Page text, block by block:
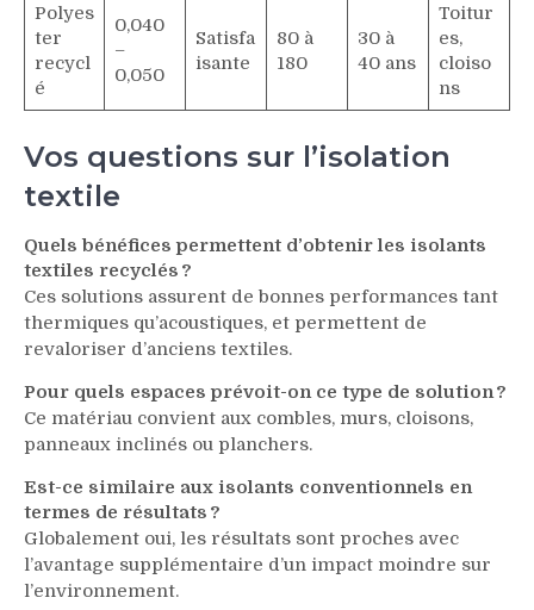
Polyes
ter
recycl
é
0,040
–
0,050
Satisfa
isante
80 à
180
30 à
40 ans
Toitur
es,
cloiso
ns
Vos questions sur l’isolation
textile
Quels bénéfices permettent d’obtenir les isolants
textiles recyclés ?
Ces solutions assurent de bonnes performances tant
thermiques qu’acoustiques, et permettent de
revaloriser d’anciens textiles.
Pour quels espaces prévoit-on ce type de solution ?
Ce matériau convient aux combles, murs, cloisons,
panneaux inclinés ou planchers.
Est-ce similaire aux isolants conventionnels en
termes de résultats ?
Globalement oui, les résultats sont proches avec
l’avantage supplémentaire d’un impact moindre sur
l’environnement.